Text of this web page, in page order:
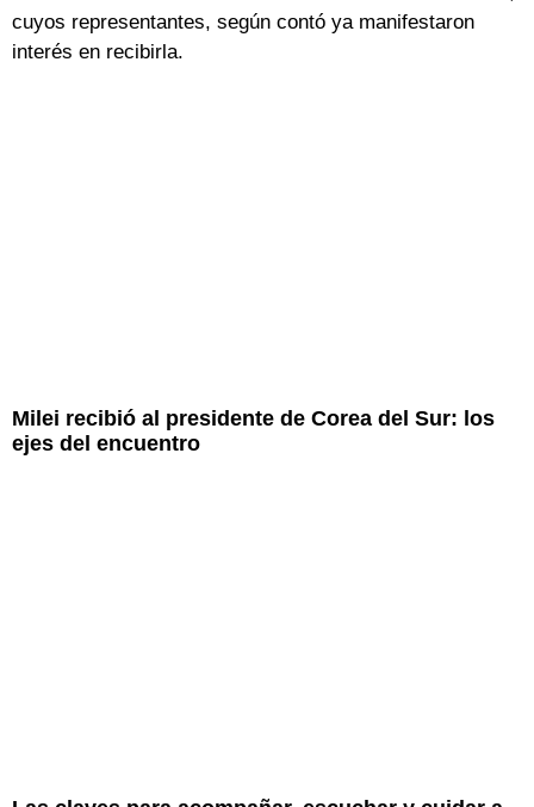
cuyos representantes, según contó ya manifestaron
interés en recibirla.
Milei recibió al presidente de Corea del Sur: los
ejes del encuentro